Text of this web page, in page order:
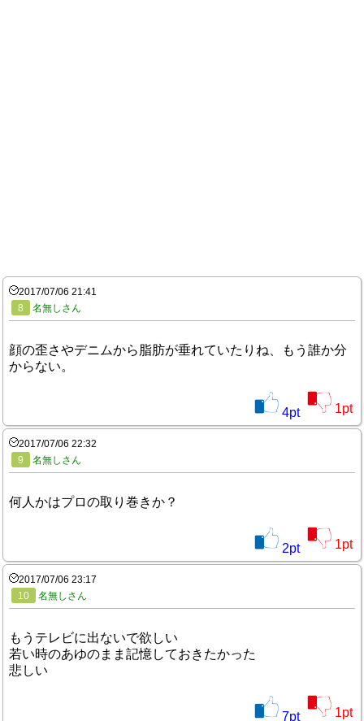
2017/07/06 21:41
8
名無しさん
顔の歪さやデニムから脂肪が垂れていたりね、もう誰か分
からない。
4pt 1pt
2017/07/06 22:32
9
名無しさん
何人かはプロの取り巻きか？
2pt 1pt
2017/07/06 23:17
10
名無しさん
もうテレビに出ないで欲しい
若い時のあゆのまま記憶しておきたかった
悲しい
7pt 1pt